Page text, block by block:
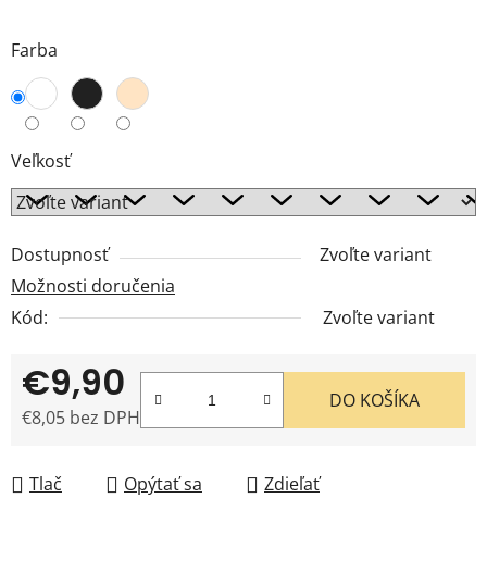
Farba
Veľkosť
Dostupnosť
Zvoľte variant
Možnosti doručenia
Kód:
Zvoľte variant
€9,90
€8,05 bez DPH
DO KOŠÍKA
Tlač Opýtať sa Zdieľať